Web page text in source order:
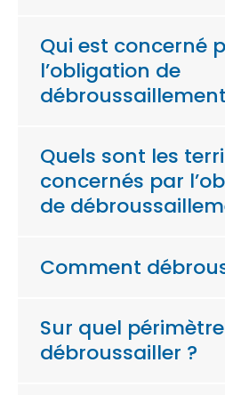
Qui est concerné
l’obligation de
Quels sont les
concernés par
de
Comment
Sur quel périmètre
débroussailler ?